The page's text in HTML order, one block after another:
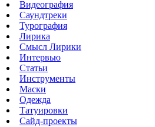
Видеография
Саундтреки
Турография
Лирика
Смысл Лирики
Интервью
Статьи
Инструменты
Маски
Одежда
Татуировки
Сайд-проекты